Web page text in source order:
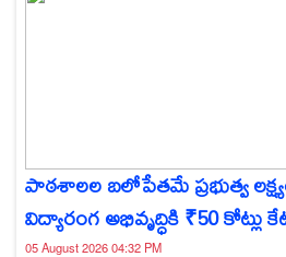
పాఠశాలల బలోపేతమే ప్రభుత్వ
విద్యారంగ అభివృద్ధికి ₹50
05 August 2026 04:32 PM